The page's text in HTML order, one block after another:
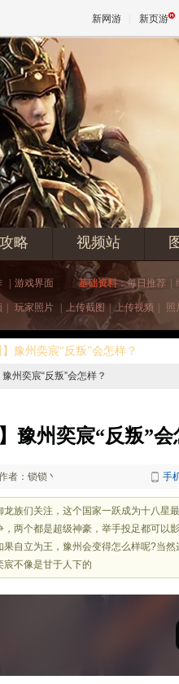
新网游 新页游
攻略 视频站
游戏界面 基础资料：每日推荐
玩家照片 上传截图 上传视频 照
豫州奕宸“反叛”会怎样？
州奕宸“反叛”会怎样？
豫州奕宸“反叛”会
者：锁锁丶 手
族们关注，这个国家一跃成为十八星
两个都是超级神豪，举手投足都可以
自立为王，豫州会变得怎么样呢?当
不像是甘于人下的